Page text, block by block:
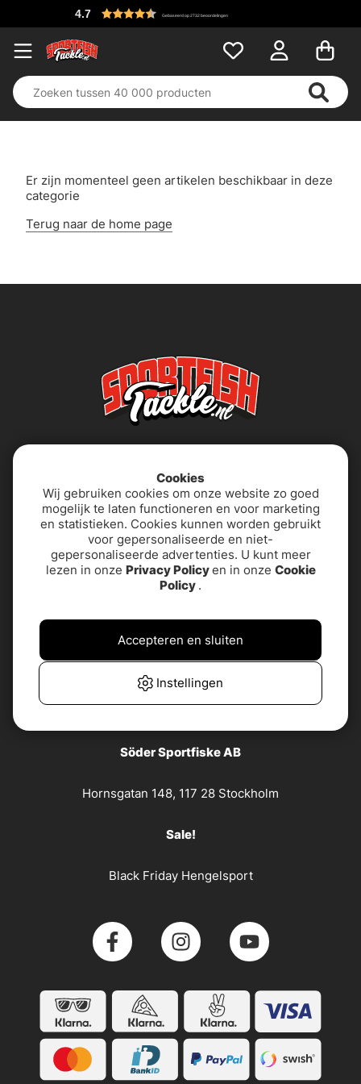
4.7 Gebaseerd op 2732 beoordelingen
Er zijn momenteel geen artikelen beschikbaar in deze
categorie
Terug naar de home page
About us
Algemene
voorwaarden
& CONTACT
Toegankelijkheidsverklaring Veelgestelde vragen
Söder Sportfiske AB
Hornsgatan 148, 117 28 Stockholm
Sale!
Black Friday Hengelsport
Cookies
Wij gebruiken cookies om onze website zo goed
mogelijk te laten functioneren en voor marketing
en statistieken. Cookies kunnen worden gebruikt
voor gepersonaliseerde en niet-
gepersonaliseerde advertenties. U kunt meer
lezen in onze Privacy Policyen in onze Cookie
Policy .
Instellingen
Accepteren en sluiten